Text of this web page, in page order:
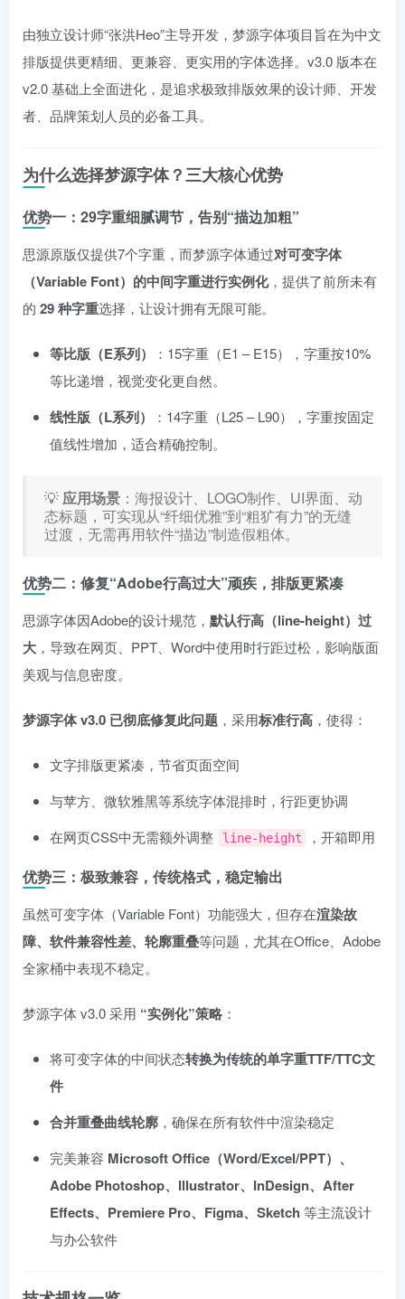
由独立设计师“张洪Heo”主导开发，梦源字体项目旨在为中文
排版提供更精细、更兼容、更实用的字体选择。v3.0 版本在
v2.0 基础上全面进化，是追求极致排版效果的设计师、开发
者、品牌策划人员的必备工具。
为什么选择梦源字体？三大核心优势
优势一：29字重细腻调节，告别“描边加粗”
思源原版仅提供7个字重，而梦源字体通过对可变字体
（Variable Font）的中间字重进行实例化，提供了前所未有
的 29 种字重选择，让设计拥有无限可能。
等比版（E系列）
：15字重（E1 – E15），字重按10%
等比递增，视觉变化更自然。
线性版（L系列）
：14字重（L25 – L90），字重按固定
值线性增加，适合精确控制。
💡 应用场景 ：海报设计、LOGO制作、UI界面、动
态标题，可实现从“纤细优雅”到“粗犷有力”的无缝
过渡，无需再用软件“描边”制造假粗体。
优势二：修复“Adobe行高过大”顽疾，排版更紧凑
思源字体因Adobe的设计规范， 默认行高（line-height）过
大 ，导致在网页、PPT、Word中使用时行距过松，影响版面
美观与信息密度。
梦源字体 v3.0 已彻底修复此问题 ，采用标准行高 ，使得：
文字排版更紧凑，节省页面空间
与苹方、微软雅黑等系统字体混排时，行距更协调
在网页CSS中无需额外调整
line-height ，开箱即用
优势三：极致兼容，传统格式，稳定输出
虽然可变字体（Variable Font）功能强大，但存在渲染故
障、软件兼容性差、轮廓重叠等问题，尤其在Office、Adobe
全家桶中表现不稳定。
梦源字体 v3.0 采用 “实例化”策略 ：
将可变字体的中间状态转换为传统的单字重TTF/TTC文
件
合并重叠曲线轮廓 ，确保在所有软件中渲染稳定
完美兼容 Microsoft Office（Word/Excel/PPT）、
Adobe Photoshop、Illustrator、InDesign、After
Effects、Premiere Pro、Figma、Sketch 等主流设计
与办公软件